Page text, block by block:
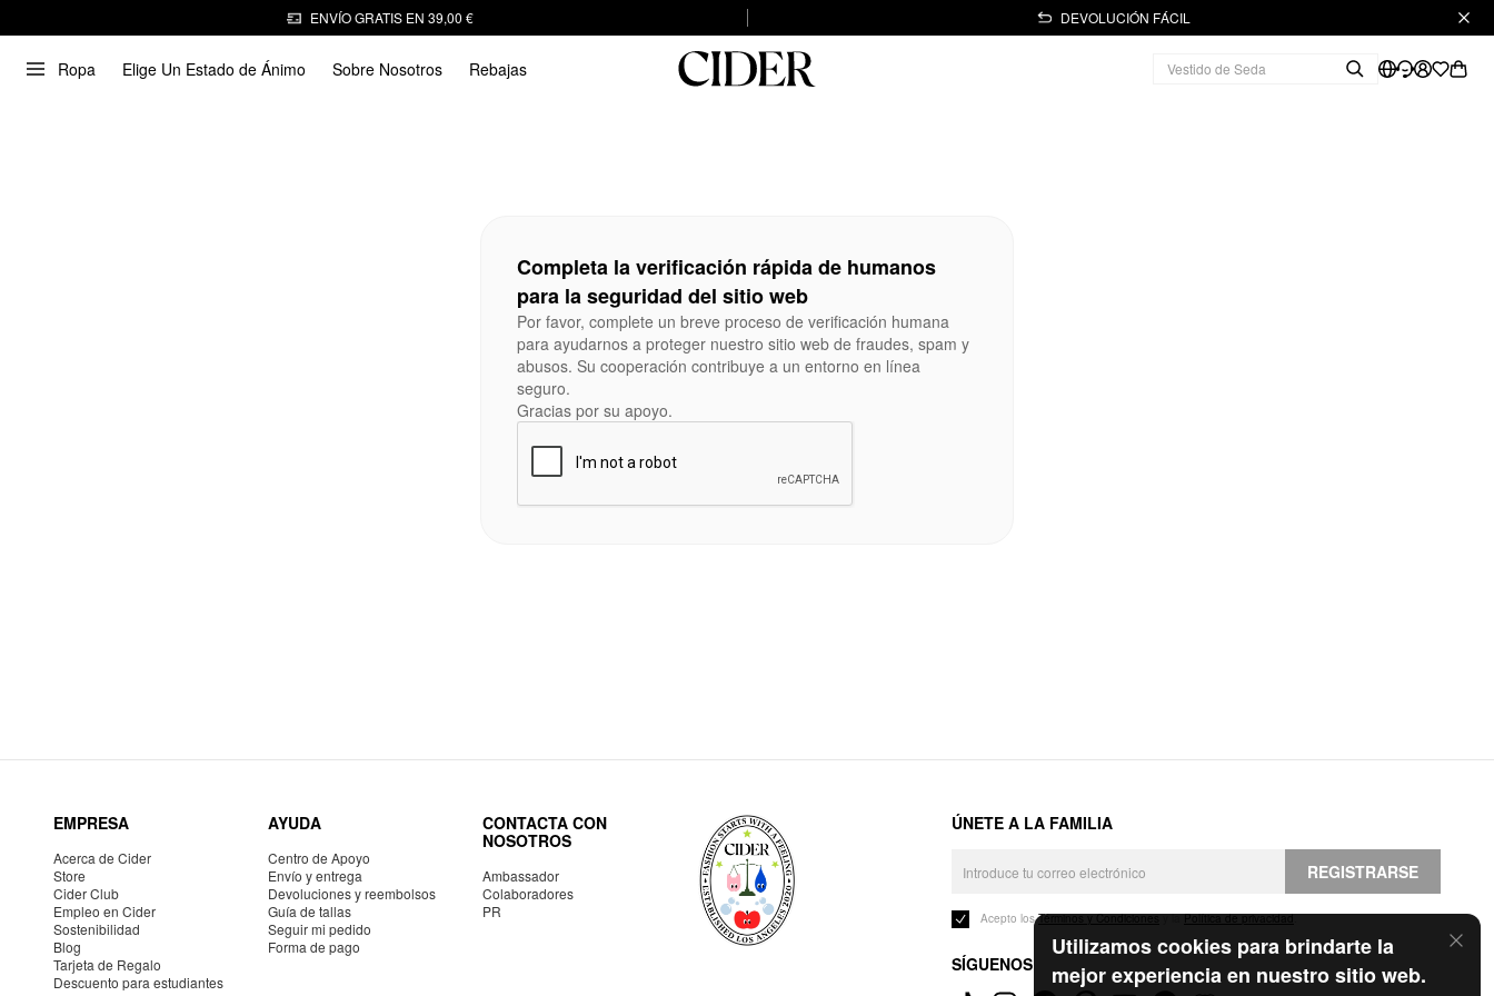
ENVÍO GRATIS EN 39,00 € DEVOLUCIÓN FÁCIL
Ropa Elige Un Estado de Ánimo Sobre Nosotros Rebajas
Utilizamos cookies para brindarte la
mejor experiencia en nuestro sitio web.
Completa la verificación rápida de humanos
para la seguridad del sitio web
Por favor, complete un breve proceso de verificación humana
para ayudarnos a proteger nuestro sitio web de fraudes, spam y
abusos. Su cooperación contribuye a un entorno en línea
seguro.
Gracias por su apoyo.
EMPRESA
Acerca de Cider
Store
Cider Club
Empleo en Cider
Sostenibilidad
Blog
Tarjeta de Regalo
Descuento para estudiantes
AYUDA
Centro de Apoyo
Envío y entrega
Devoluciones y reembolsos
Guía de tallas
Seguir mi pedido
Forma de pago
CONTACTA CON
NOSOTROS
Ambassador
Colaboradores
PR
ÚNETE A LA FAMILIA
REGISTRARSE
Acepto losTérminos y Condicionesy laPolítica de privacidad.
SÍGUENOS